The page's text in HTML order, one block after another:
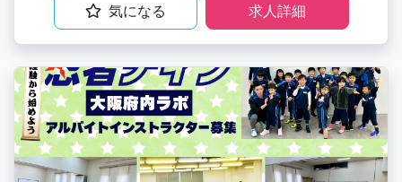
気になる 求人詳細